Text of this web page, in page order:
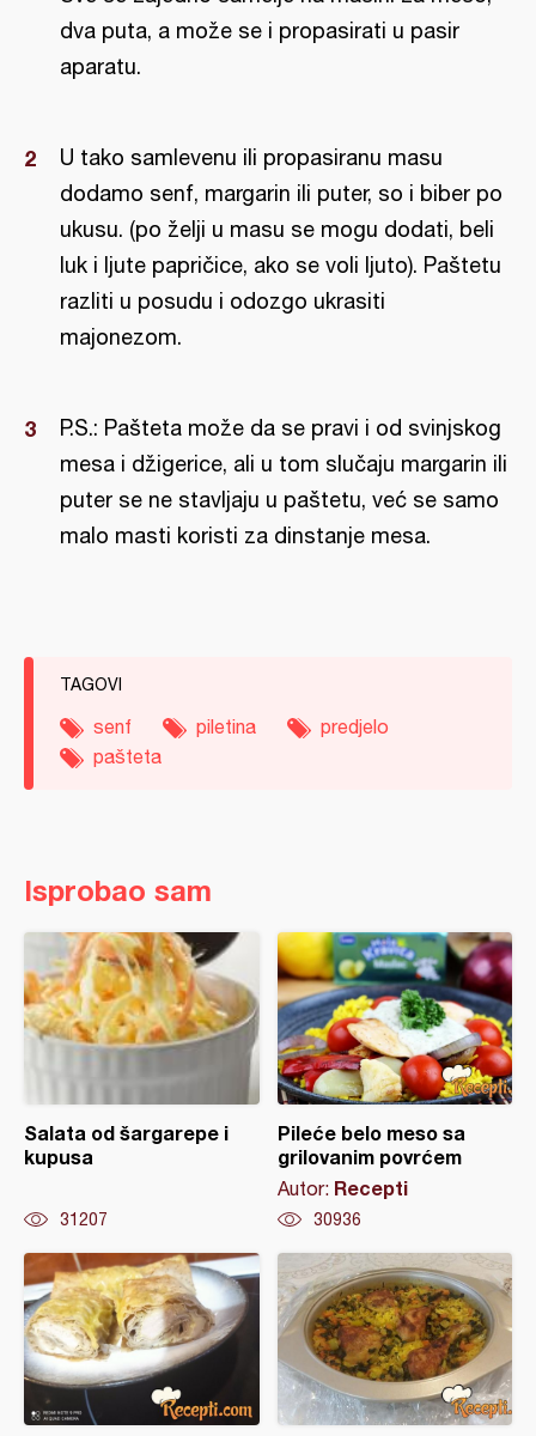
dva puta, a može se i propasirati u pasir
aparatu.
U tako samlevenu ili propasiranu masu
dodamo senf, margarin ili puter, so i biber po
ukusu. (po želji u masu se mogu dodati, beli
luk i ljute papričice, ako se voli ljuto). Paštetu
razliti u posudu i odozgo ukrasiti
majonezom.
P.S.: Pašteta može da se pravi i od svinjskog
mesa i džigerice, ali u tom slučaju margarin ili
puter se ne stavljaju u paštetu, već se samo
malo masti koristi za dinstanje mesa.
TAGOVI
senf piletina
predjelo
pašteta
Isprobao sam
Salata od šargarepe i
kupusa
31207
Pileće belo meso sa
grilovanim povrćem
Autor: Recepti
30936